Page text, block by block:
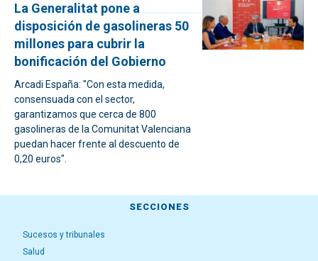
La Generalitat pone a
disposición de gasolineras 50
millones para cubrir la
bonificación del Gobierno
Arcadi España: "Con esta medida,
consensuada con el sector,
garantizamos que cerca de 800
gasolineras de la Comunitat Valenciana
puedan hacer frente al descuento de
0,20 euros".
SECCIONES
Sucesos y tribunales
Salud